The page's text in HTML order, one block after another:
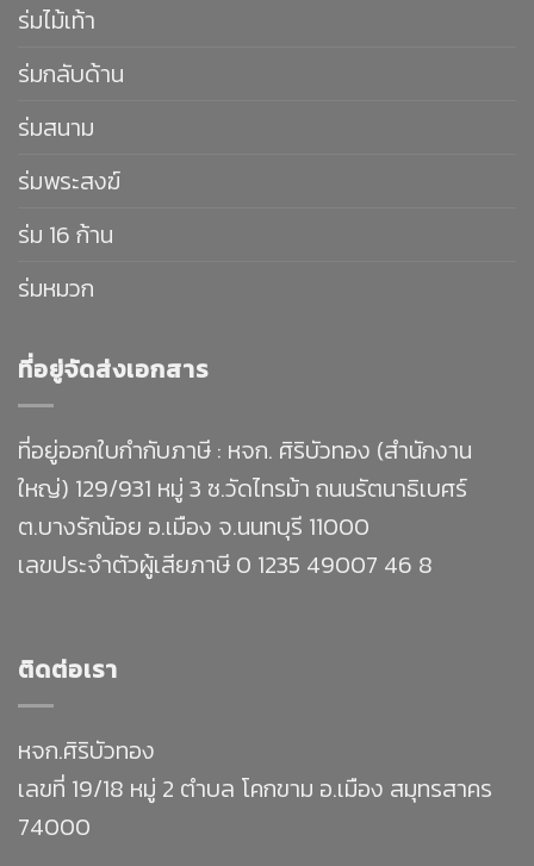
ร่มไม้เท้า
ร่มกลับด้าน
ร่มสนาม
ร่มพระสงฆ์
ร่ม 16 ก้าน
ร่มหมวก
ที่อยู่จัดส่งเอกสาร
ที่อยู่ออกใบกำกับภาษี : หจก. ศิริบัวทอง (สำนักงาน
ใหญ่) 129/931 หมู่ 3 ซ.วัดไทรม้า ถนนรัตนาธิเบศร์
ต.บางรักน้อย อ.เมือง จ.นนทบุรี 11000
เลขประจำตัวผู้เสียภาษี 0 1235 49007 46 8
ติดต่อเรา
หจก.ศิริบัวทอง
เลขที่ 19/18 หมู่ 2 ตำบล โคกขาม อ.เมือง สมุทรสาคร
74000